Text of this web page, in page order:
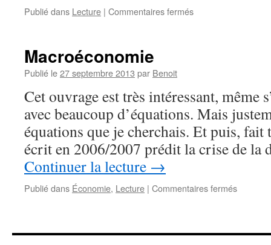
Publié dans Lecture | Commentaires ferméssur
Macroéconomie
Publié le27 septembre 2013 par Benoit
Cet ouvrage est très intéressant, même
avec beaucoup d’équations. Mais
équations que je cherchais. Et puis,
écrit en 2006/2007 prédit la crise de la
Continuer la lecture →
Publié dans Économie, Lecture | Commentaires ferméssur